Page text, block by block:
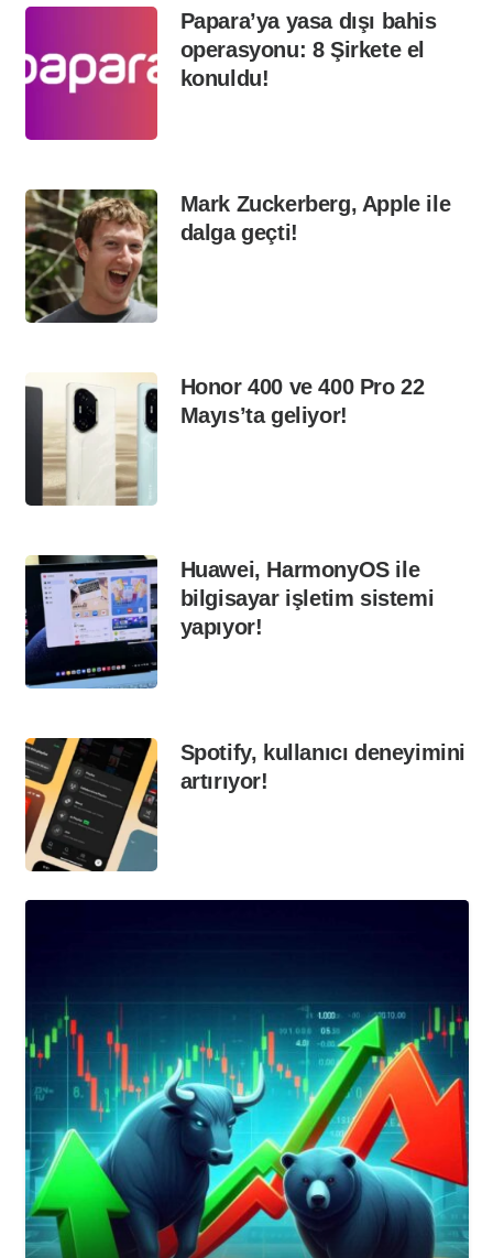
Papara’ya yasa dışı bahis
operasyonu: 8 Şirkete el
konuldu!
Mark Zuckerberg, Apple ile
dalga geçti!
Honor 400 ve 400 Pro 22
Mayıs’ta geliyor!
Huawei, HarmonyOS ile
bilgisayar işletim sistemi
yapıyor!
Spotify, kullanıcı deneyimini
artırıyor!